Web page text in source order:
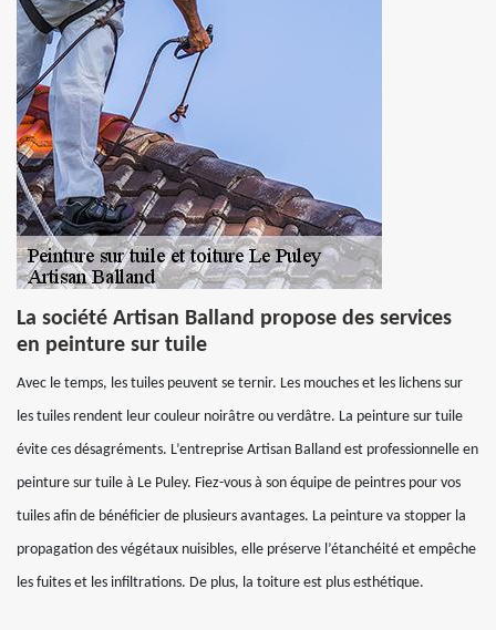
La société Artisan Balland propose des services
en peinture sur tuile
Avec le temps, les tuiles peuvent se ternir. Les mouches et les lichens sur
les tuiles rendent leur couleur noirâtre ou verdâtre. La peinture sur tuile
évite ces désagréments. L’entreprise Artisan Balland est professionnelle en
peinture sur tuile à Le Puley. Fiez-vous à son équipe de peintres pour vos
tuiles afin de bénéficier de plusieurs avantages. La peinture va stopper la
propagation des végétaux nuisibles, elle préserve l’étanchéité et empêche
les fuites et les infiltrations. De plus, la toiture est plus esthétique.